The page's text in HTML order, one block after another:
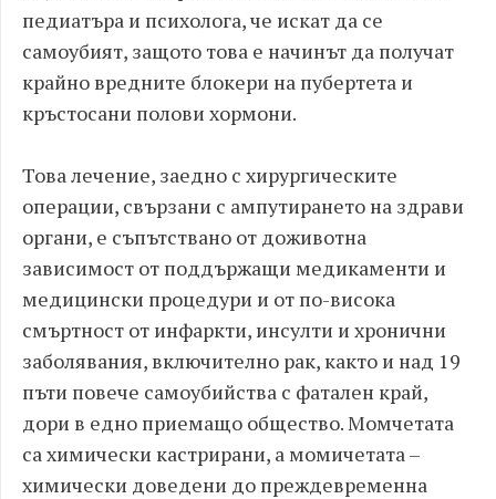
педиатъра и психолога, че искат да се
самоубият, защото това е начинът да получат
крайно вредните блокери на пубертета и
кръстосани полови хормони.
Това лечение, заедно с хирургическите
операции, свързани с ампутирането на здрави
органи, е съпътствано от доживотна
зависимост от поддържащи медикаменти и
медицински процедури и от по-висока
смъртност от инфаркти, инсулти и хронични
заболявания, включително рак, както и над 19
пъти повече самоубийства с фатален край,
дори в едно приемащо общество. Момчетата
са химически кастрирани, а момичетата –
химически доведени до преждевременна